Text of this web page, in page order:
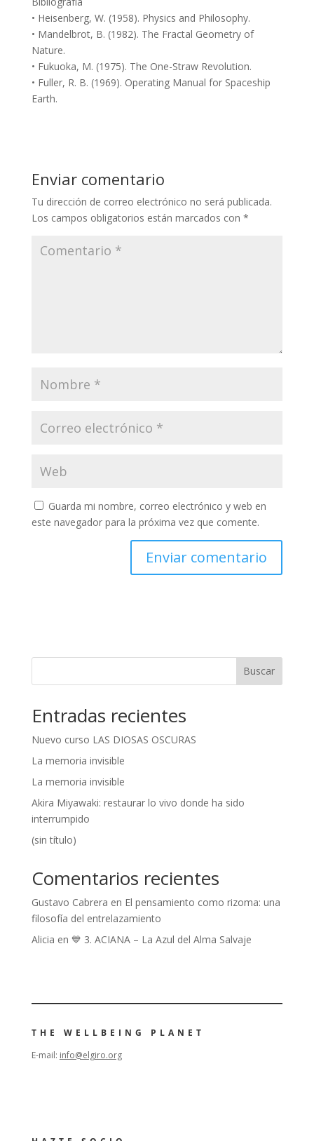
• Heisenberg, W. (1958). Physics and Philosophy.
• Mandelbrot, B. (1982). The Fractal Geometry of
Nature.
• Fukuoka, M. (1975). The One-Straw Revolution.
• Fuller, R. B. (1969). Operating Manual for Spaceship
Earth.
Enviar comentario
Tu dirección de correo electrónico no será publicada.
Los campos obligatorios están marcados con *
Guarda mi nombre, correo electrónico y web en
este navegador para la próxima vez que comente.
e
:
Buscar
Entradas recientes
Nuevo curso LAS DIOSAS OSCURAS
La memoria invisible
La memoria invisible
Akira Miyawaki: restaurar lo vivo donde ha sido
interrumpido
(sin título)
Comentarios recientes
Gustavo Cabrera en El pensamiento como rizoma: una
filosofía del entrelazamiento
Alicia en 💙 3. ACIANA – La Azul del Alma Salvaje
THE WELLBEING PLANET
E-mail: info@elgiro.org